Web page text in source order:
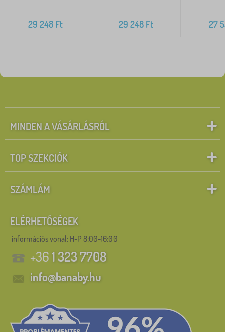
29 248Ft 29 248Ft 27
MINDEN A VÁSÁRLÁSRÓL
TOP SZEKCIÓK
SZÁMLÁM
ELÉRHETŐSÉGEK
információs vonal: H-P 8:00-16:00
+361 323 7708
info@banaby.hu